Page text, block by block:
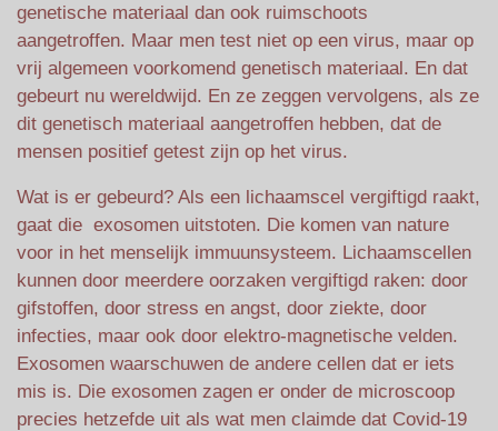
genetische materiaal dan ook ruimschoots
aangetroffen. Maar men test niet op een virus, maar op
vrij algemeen voorkomend genetisch materiaal. En dat
gebeurt nu wereldwijd. En ze zeggen vervolgens, als ze
dit genetisch materiaal aangetroffen hebben, dat de
mensen positief getest zijn op het virus.
Wat is er gebeurd? Als een lichaamscel vergiftigd raakt,
gaat die exosomen uitstoten. Die komen van nature
voor in het menselijk immuunsysteem. Lichaamscellen
kunnen door meerdere oorzaken vergiftigd raken: door
gifstoffen, door stress en angst, door ziekte, door
infecties, maar ook door elektro-magnetische velden.
Exosomen waarschuwen de andere cellen dat er iets
mis is. Die exosomen zagen er onder de microscoop
precies hetzefde uit als wat men claimde dat Covid-19